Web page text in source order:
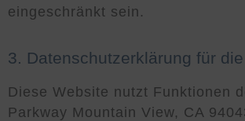
eingeschränkt sein.
3. Datenschutzerklärung für
Diese Website nutzt Funktionen
Parkway Mountain View, CA